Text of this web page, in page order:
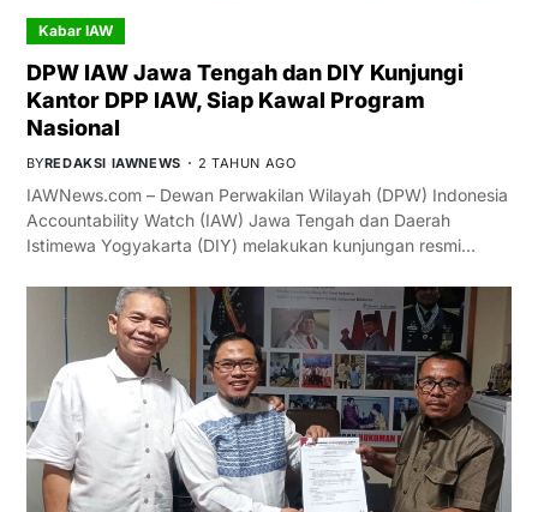
Kabar IAW
DPW IAW Jawa Tengah dan DIY Kunjungi
Kantor DPP IAW, Siap Kawal Program
Nasional
BYREDAKSI IAWNEWS 2 TAHUN AGO
IAWNews.com – Dewan Perwakilan Wilayah (DPW) Indonesia
Accountability Watch (IAW) Jawa Tengah dan Daerah
Istimewa Yogyakarta (DIY) melakukan kunjungan resmi…